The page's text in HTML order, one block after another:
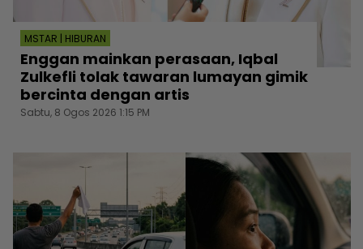
MSTAR | HIBURAN
Enggan mainkan perasaan, Iqbal
Zulkefli tolak tawaran lumayan gimik
bercinta dengan artis
Sabtu, 8 Ogos 2026 1:15 PM